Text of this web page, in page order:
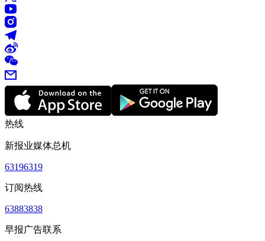
热线
新报业媒体总机
63196319
订阅热线
63883838
早报广告联系